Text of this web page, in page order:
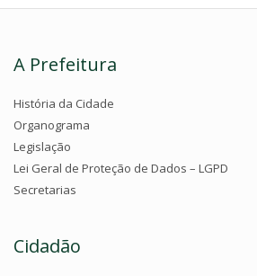
A Prefeitura
História da Cidade
Organograma
Legislação
Lei Geral de Proteção de Dados – LGPD
Secretarias
Cidadão